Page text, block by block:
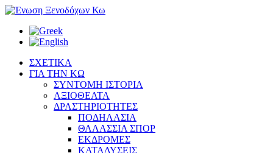
ΣΧΕΤΙΚΑ
ΓΙΑ ΤΗΝ ΚΩ
ΣΥΝΤΟΜΗ ΙΣΤΟΡΙΑ
ΑΞΙΟΘΕΑΤΑ
ΔΡΑΣΤΗΡΙΟΤΗΤΕΣ
ΠΟΔΗΛΑΣΙΑ
ΘΑΛΑΣΣΙΑ ΣΠΟΡ
ΕΚΔΡΟΜΕΣ
ΚΑΤΑΔΥΣΕΙΣ